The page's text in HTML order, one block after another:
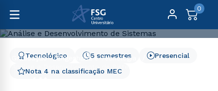
0
Graduação
Engenharia e Tecnologia
Análise e Desenvolvimento de Sistemas - Caxias do Sul
Nota 4 na classificação MEC
5 semestres
Tecnológico Presencial